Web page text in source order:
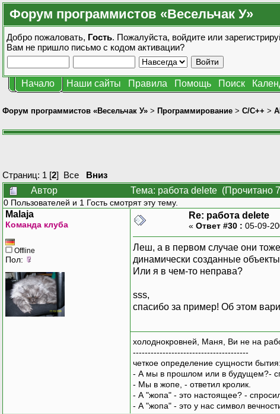
Форум программистов «Весельчак У»
Добро пожаловать, Гость. Пожалуйста, войдите или
Вам не пришло письмо с кодом активации?
Начало Наши сайты Правила Помощь Поиск
Форум программистов «Весельчак У» > Программирование > C/C++ >
Страниц: 1 [2] Все Вниз
Автор
Тема: работа delete (Прочитано
0 Пользователей и 1 Гость смотрят эту тему.
Malaja
Команда клуба
Offline
Пол:
Re: работа delete
« Ответ #30 : 05-09-
Леш, а в первом случае они тоже
динамически созданные
Или я в чем-то неправа?
sss,
спасибо за пример! Об этом
холоднокровней, Маня, Ви не на
---------------------------------------
четкое определение сущности бытия:
- А мы в прошлом или в будущем?-
- Мы в жопе, - ответил кролик.
- А "жопа" - это настоящее? -
- А "жопа" - это у нас символ